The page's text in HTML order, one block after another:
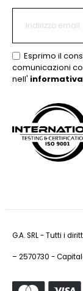
Esprimo il
comunicazioni
nell'
G.A. SRL - Tutti i
– 2570730 -